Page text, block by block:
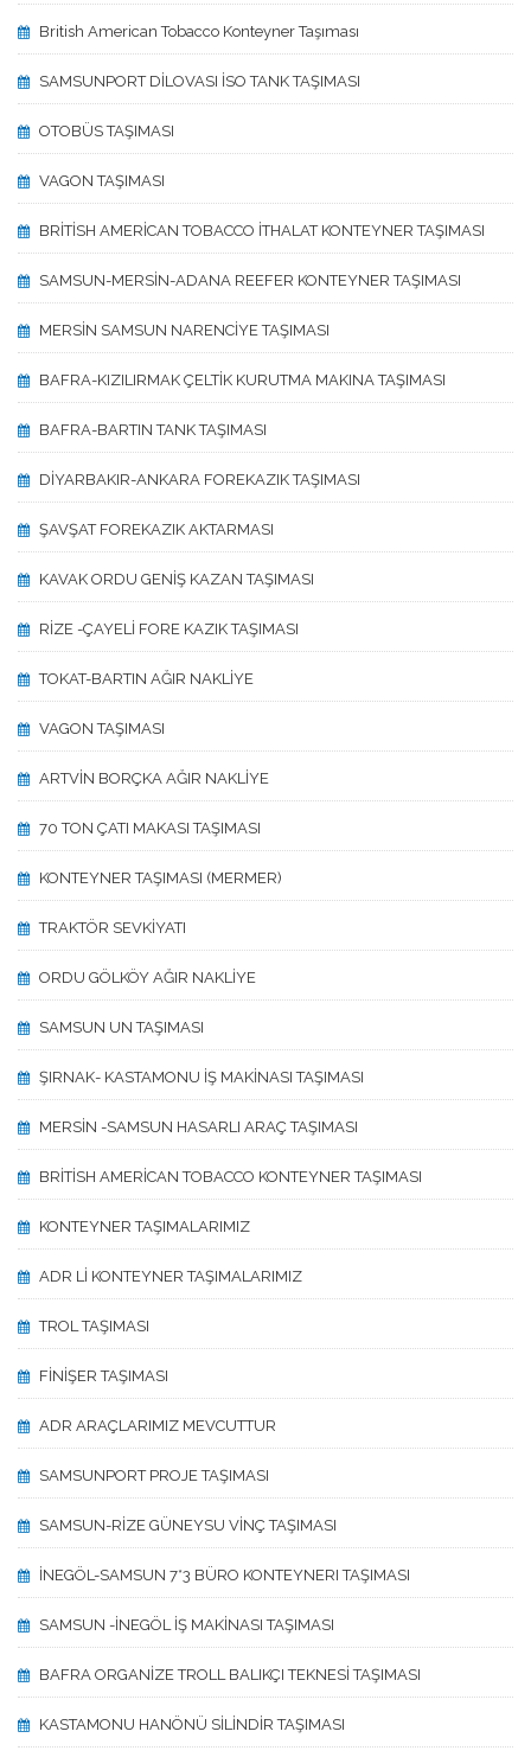
British American Tobacco Konteyner Taşıması
SAMSUNPORT DİLOVASI İSO TANK TAŞIMASI
OTOBÜS TAŞIMASI
VAGON TAŞIMASI
BRİTİSH AMERİCAN TOBACCO İTHALAT KONTEYNER TAŞIMASI
SAMSUN-MERSİN-ADANA REEFER KONTEYNER TAŞIMASI
MERSİN SAMSUN NARENCİYE TAŞIMASI
BAFRA-KIZILIRMAK ÇELTİK KURUTMA MAKINA TAŞIMASI
BAFRA-BARTIN TANK TAŞIMASI
DİYARBAKIR-ANKARA FOREKAZIK TAŞIMASI
ŞAVŞAT FOREKAZIK AKTARMASI
KAVAK ORDU GENİŞ KAZAN TAŞIMASI
RİZE -ÇAYELİ FORE KAZIK TAŞIMASI
TOKAT-BARTIN AĞIR NAKLİYE
VAGON TAŞIMASI
ARTVİN BORÇKA AĞIR NAKLİYE
70 TON ÇATI MAKASI TAŞIMASI
KONTEYNER TAŞIMASI (MERMER)
TRAKTÖR SEVKİYATI
ORDU GÖLKÖY AĞIR NAKLİYE
SAMSUN UN TAŞIMASI
ŞIRNAK- KASTAMONU İŞ MAKİNASI TAŞIMASI
MERSİN -SAMSUN HASARLI ARAÇ TAŞIMASI
BRİTİSH AMERİCAN TOBACCO KONTEYNER TAŞIMASI
KONTEYNER TAŞIMALARIMIZ
ADR Lİ KONTEYNER TAŞIMALARIMIZ
TROL TAŞIMASI
FİNİŞER TAŞIMASI
ADR ARAÇLARIMIZ MEVCUTTUR
SAMSUNPORT PROJE TAŞIMASI
SAMSUN-RİZE GÜNEYSU VİNÇ TAŞIMASI
İNEGÖL-SAMSUN 7*3 BÜRO KONTEYNERI TAŞIMASI
SAMSUN -İNEGÖL İŞ MAKİNASI TAŞIMASI
BAFRA ORGANİZE TROLL BALIKÇI TEKNESİ TAŞIMASI
KASTAMONU HANÖNÜ SİLİNDİR TAŞIMASI